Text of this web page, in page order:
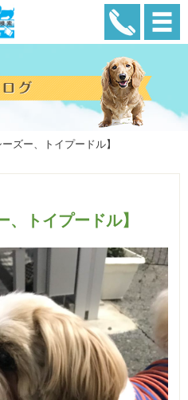
ズー、トイプードル】
トイプードル】